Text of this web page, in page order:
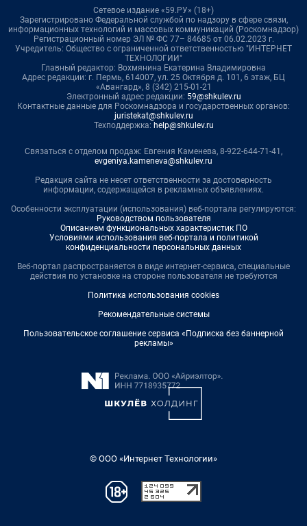
Сетевое издание «59.РУ» (18+)
Зарегистрировано Федеральной службой по надзору в сфере связи,
информационных технологий и массовых коммуникаций (Роскомнадзор)
Регистрационный номер ЭЛ № ФС 77– 84685 от 06.02.2023 г.
Учредитель: Общество с ограниченной ответственностью "ИНТЕРНЕТ
ТЕХНОЛОГИИ"
Главный редактор: Вохмянина Екатерина Владимировна
Адрес редакции: г. Пермь, 614007, ул. 25 Октября д. 101, 6 этаж, БЦ
«Авангард», 8 (342) 215-01-21
Электронный адрес редакции: 59@shkulev.ru
Контактные данные для Роскомнадзора и государственных органов:
juristekat@shkulev.ru
Техподдержка: help@shkulev.ru
Связаться с отделом продаж: Евгения Каменева, 8-922-644-71-41,
evgeniya.kameneva@shkulev.ru
Редакция сайта не несет ответственности за достоверность
информации, содержащейся в рекламных объявлениях.
Особенности эксплуатации (использования) веб-портала регулируются:
Руководством пользователя
Описанием функциональных характеристик ПО
Условиями использования веб-портала и политикой
конфиденциальности персональных данных
Веб-портал распространяется в виде интернет-сервиса, специальные
действия по установке на стороне пользователя не требуются
Политика использования cookies
Рекомендательные системы
Пользовательское соглашение сервиса «Подписка без баннерной
рекламы»
© ООО «Интернет Технологии»